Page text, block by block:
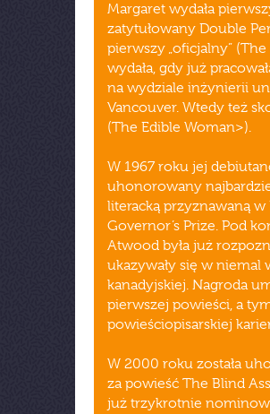
Margaret wydała
zatytułowany Double
pierwszy „oficjalny”
wydała, gdy już
na wydziale inżynierii
Vancouver. Wtedy też
(The Edible Woman>).
W 1967 roku jej
uhonorowany
literacką przyznawaną
Governor’s Prize. Pod
Atwood była już
ukazywały się w
kanadyjskiej. Nagroda
pierwszej powieści, a
powieściopisarskiej
W 2000 roku została
za powieść The Blind
już trzykrotnie